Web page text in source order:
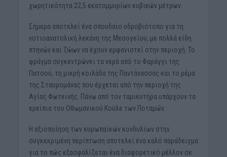
χωρητικότητα 22,5 εκατομμυρίων κυβικών μέτρων.
Σήμερα αποτελεί ένα σπουδαίο υδροβιότοπο για τη
νοτιοανατολική λεκάνη της Μεσογείου, με πολλά είδη
πτηνών και ζώων να έχουν εμφανιστεί στην περιοχή. Το
φράγμα συγκεντρώνει τα νερά από το Φαράγγι της
Πατσού, τη μικρή κοιλάδα της Παντάνασσας και το ρέμα
της Σταυρομάνας που έρχεται από την περιοχή της
Αγίας Φωτεινής. Πάνω από τον ταμιευτήρα υπάρχουν τα
ερείπια του Οθωμανικού Κούλε των Ποταμών.
Η αξιοποίηση των ευρωπαϊκών κονδυλίων στην
συγκεκριμένη περίπτωση αποτελεί ένα καλό παράδειγμα
για το πώς εξασφαλίζεται ένα διαφορετικό μέλλον σε